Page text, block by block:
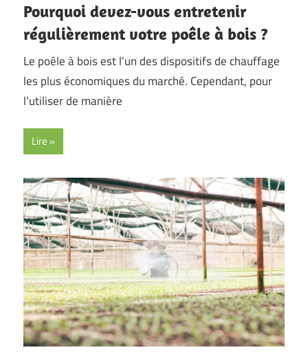
Pourquoi devez-vous entretenir
régulièrement votre poêle à bois ?
Le poêle à bois est l’un des dispositifs de chauffage
les plus économiques du marché. Cependant, pour
l’utiliser de manière
Lire